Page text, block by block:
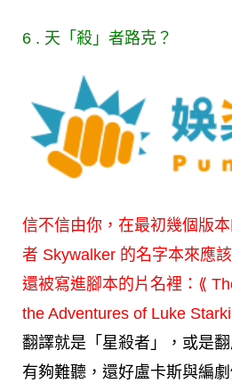
6 . 天「殺」者路克？
信不信由你，在最初幾個版
者 Skywalker 的名字本來應
還被寫進腳本的片名裡：⟪
the Adventures of Luke
翻譯就是「星殺者」，或是
有夠難聽，還好盧卡斯與編